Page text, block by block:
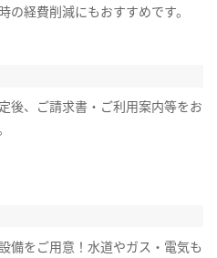
の経費削減にもおすすめです。
後、ご請求書・ご利用案内等をお
備をご用意！水道やガス・電気も